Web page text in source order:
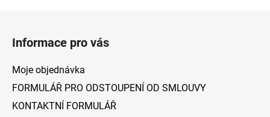
Informace pro vás
Moje objednávka
FORMULÁŘ PRO ODSTOUPENÍ OD SMLOUVY
KONTAKTNÍ FORMULÁŘ